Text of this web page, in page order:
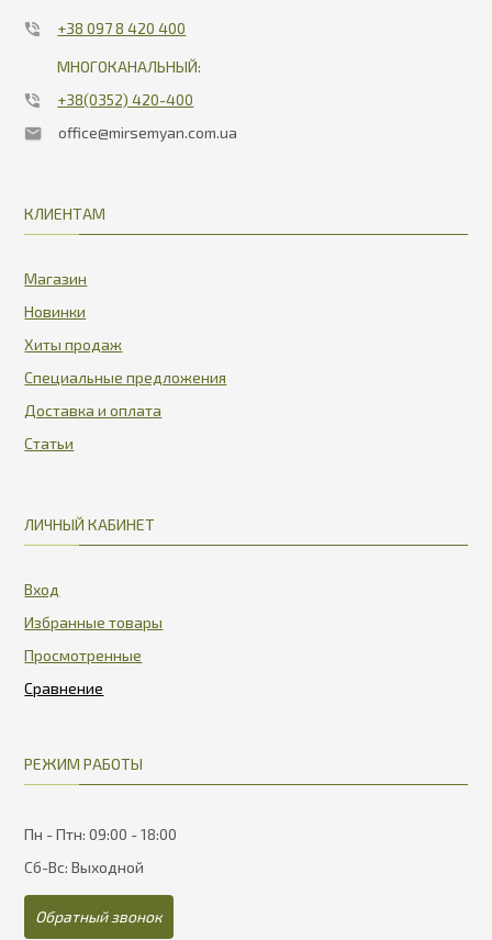
+38 097 8 420 400
МНОГОКАНАЛЬНЫЙ:
+38(0352) 420-400
office@mirsemyan.com.ua
КЛИЕНТАМ
Магазин
Новинки
Хиты продаж
Специальные предложения
Доставка и оплата
Статьи
ЛИЧНЫЙ КАБИНЕТ
Вход
Избранные товары
Просмотренные
РЕЖИМ РАБОТЫ
Пн - Птн: 09:00 - 18:00
Сб-Вс: Выходной
Обратный звонок